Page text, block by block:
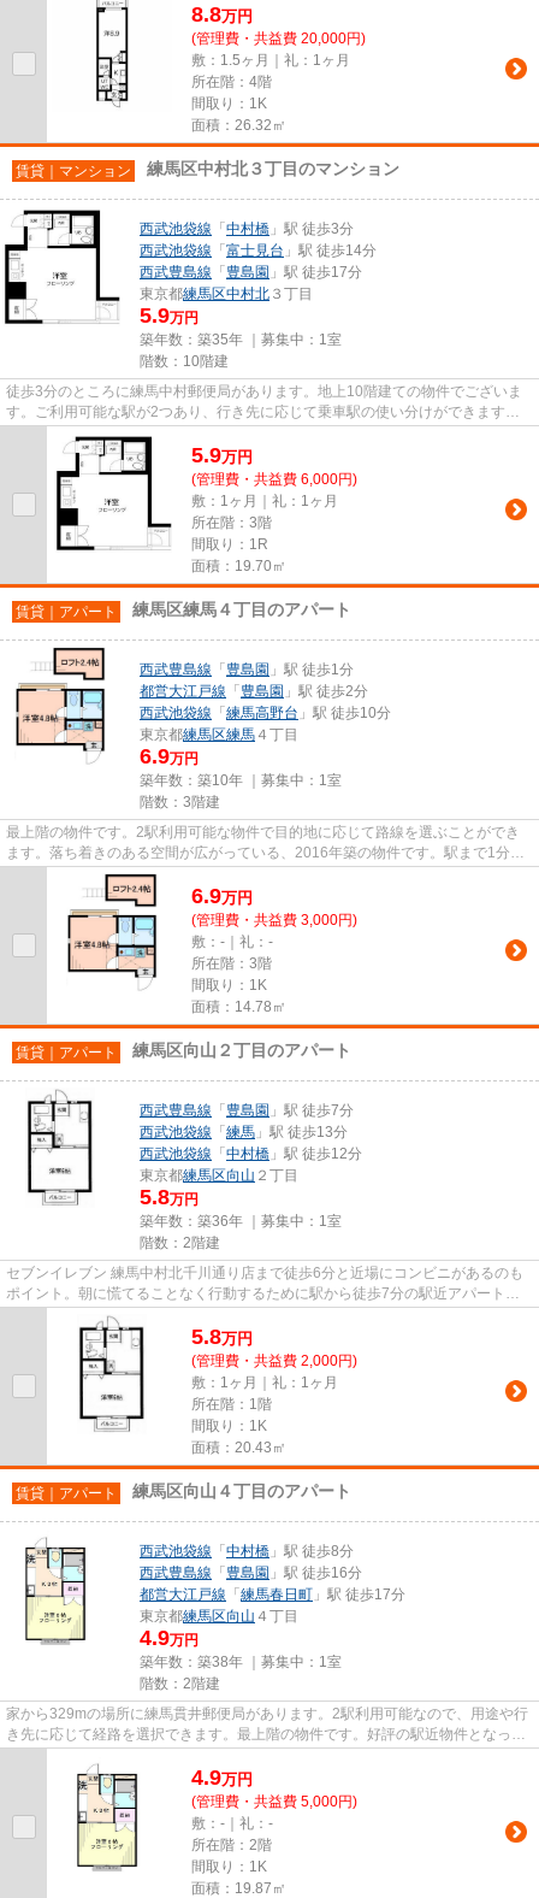
8.8万円
(管理費・共益費 20,000円)
敷：1.5ヶ月｜礼：1ヶ月
所在階：4階
間取り：1K
面積：26.32㎡
賃貸｜マンション 練馬区中村北３丁目のマンション
西武池袋線 「 中村橋 」駅 徒歩3分
西武池袋線 「 富士見台 」駅 徒歩14分
西武豊島線 「 豊島園 」駅 徒歩17分
東京都練馬区中村北 ３丁目
5.9万円
築年数：築35年 ｜募集中： 1室
階数：10階建
徒歩3分のところに練馬中村郵便局があります。地上10階建ての物件でございま
す。ご利用可能な駅が2つあり、行き先に応じて乗車駅の使い分けができます。
こちらの物件はマンションです...
5.9万円
(管理費・共益費 6,000円)
敷：1ヶ月｜礼：1ヶ月
所在階：3階
間取り：1R
面積：19.70㎡
賃貸｜アパート 練馬区練馬４丁目のアパート
西武豊島線 「 豊島園 」駅 徒歩1分
都営大江戸線 「 豊島園 」駅 徒歩2分
西武池袋線 「 練馬高野台 」駅 徒歩10分
東京都練馬区練馬 ４丁目
6.9万円
築年数：築10年 ｜募集中： 1室
階数：3階建
最上階の物件です。2駅利用可能な物件で目的地に応じて路線を選ぶことができ
ます。落ち着きのある空間が広がっている、2016年築の物件です。駅まで1分
と、駅近でアクセスも良好な物件...
6.9万円
(管理費・共益費 3,000円)
敷：-｜礼：-
所在階：3階
間取り：1K
面積：14.78㎡
賃貸｜アパート 練馬区向山２丁目のアパート
西武豊島線 「 豊島園 」駅 徒歩7分
西武池袋線 「 練馬 」駅 徒歩13分
西武池袋線 「 中村橋 」駅 徒歩12分
東京都練馬区向山 ２丁目
5.8万円
築年数：築36年 ｜募集中： 1室
階数：2階建
セブンイレブン 練馬中村北千川通り店まで徒歩6分と近場にコンビニがあるのも
ポイント。朝に慌てることなく行動するために駅から徒歩7分の駅近アパートは
いかがでしょうか。2駅利用で...
5.8万円
(管理費・共益費 2,000円)
敷：1ヶ月｜礼：1ヶ月
所在階：1階
間取り：1K
面積：20.43㎡
賃貸｜アパート 練馬区向山４丁目のアパート
西武池袋線 「 中村橋 」駅 徒歩8分
西武豊島線 「 豊島園 」駅 徒歩16分
都営大江戸線 「 練馬春日町 」駅 徒歩17分
東京都練馬区向山 ４丁目
4.9万円
築年数：築38年 ｜募集中： 1室
階数：2階建
家から329mの場所に練馬貫井郵便局があります。2駅利用可能なので、用途や行
き先に応じて経路を選択できます。最上階の物件です。好評の駅近物件となって
4.9万円
(管理費・共益費 5,000円)
敷：-｜礼：-
所在階：2階
間取り：1K
面積：19.87㎡